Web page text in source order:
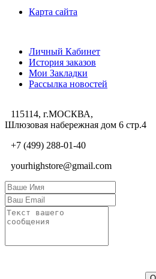
Карта сайта
Личный Кабинет
История заказов
Мои Закладки
Рассылка новостей
115114, г.МОСКВА,
Шлюзовая набережная дом 6 стр.4
+7 (499) 288-01-40
yourhighstore@gmail.com